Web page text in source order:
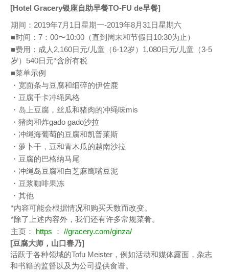
[Hotel Gracery银座自助早餐TO-FU de早餐]
期间：2019年7月1日星期一-2019年8月31日星期六
■时间：7：00〜10:00（直到周末和节假日10:30为止）
■费用：成人2,160日元/儿童（6-12岁）1,080日元/儿童（3-5
岁）540日元*含所有税
■菜单示例
・宽面条与豆腐和细碎的伊佐鹿
・豆腐千卡冲绳风格
・岛上豆腐，丝瓜和猪肉的冲绳味mis
・猪肉和炸gado gado沙拉
・冲绳海葡萄的豆腐和凯普莱斯
・萝卜干，豆和青木瓜的越南沙拉
・豆腐的巴格纳马尾
・冲绳岛豆腐和白芝麻鹰嘴豆泥
・豆浆咖啡果冻
・其他
*内容可能会根据情况和购买天数而改变。
*除了上述内容外，我们还有许多常规菜肴。
主页： https ： //gracery.com/ginza/
[豆腐大师，山口春乃]
活跃于各种领域的Tofu Meister，例如活动和媒体露面，杂志
和书籍的监督以及为公司提供食谱。